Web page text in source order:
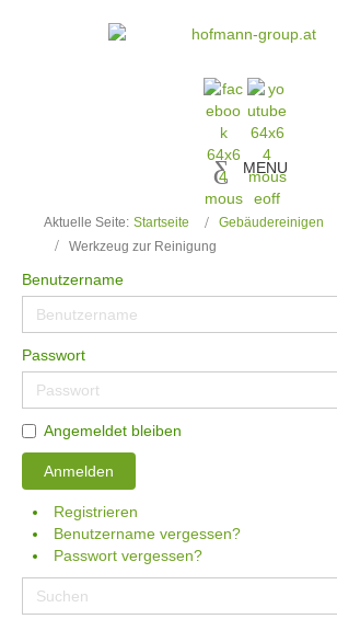
MENU
Aktuelle Seite: Startseite
Gebäudereinigen
Werkzeug zur Reinigung
Benutzername
Passwort
Angemeldet bleiben
Anmelden
Registrieren
Benutzername vergessen?
Passwort vergessen?